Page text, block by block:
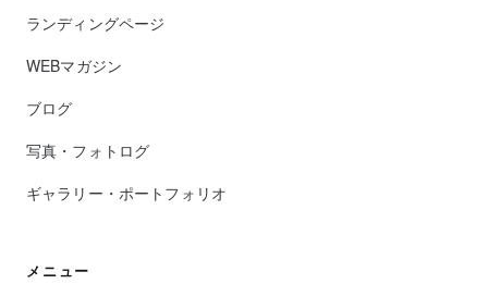
ランディングページ
WEBマガジン
ブログ
写真・フォトログ
ギャラリー・ポートフォリオ
メニュー